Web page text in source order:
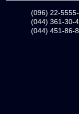
(096) 22-
(044) 361-30-
(044) 451-86-